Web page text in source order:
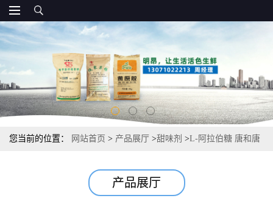
您当前的位置： 网站首页 > 产品展厅 >甜味剂 >L-阿拉伯糖 唐和唐
产品展厅